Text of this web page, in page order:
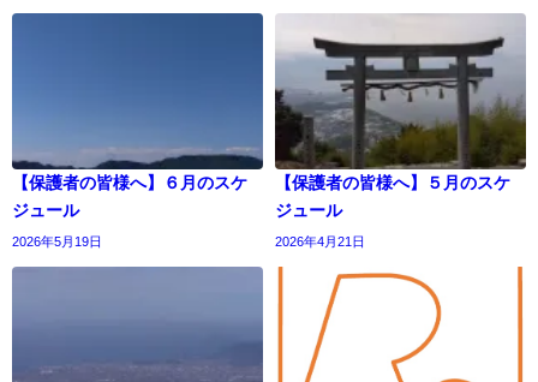
【保護者の皆様へ】６月のスケ
ジュール
2026年5月19日
【保護者の皆様へ】５月のスケ
ジュール
2026年4月21日